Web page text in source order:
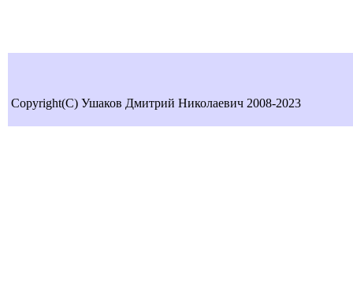
Copyright(C) Ушаков Дмитрий Николаевич 2008-2023